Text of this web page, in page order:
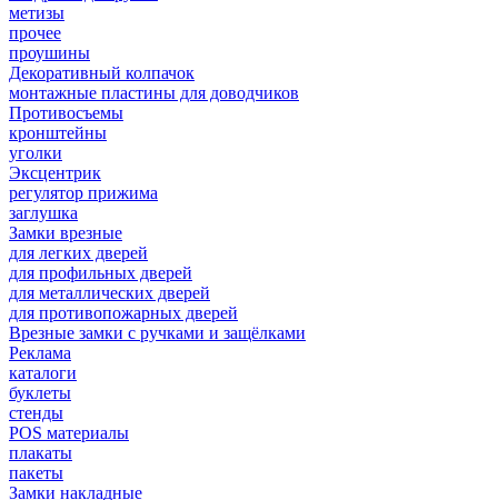
метизы
прочее
проушины
Декоративный колпачок
монтажные пластины для доводчиков
Противосъемы
кронштейны
уголки
Эксцентрик
регулятор прижима
заглушка
Замки врезные
для легких дверей
для профильных дверей
для металлических дверей
для противопожарных дверей
Врезные замки с ручками и защёлками
Реклама
каталоги
буклеты
стенды
POS материалы
плакаты
пакеты
Замки накладные